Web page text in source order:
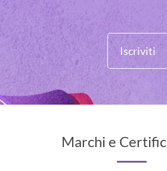
Iscriviti
Marchi e